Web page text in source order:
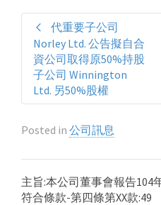
代重要子公司
Norley Ltd. 公告擬自合
資公司取得原50%持股
子公司 Winnington
Ltd. 另50%股權
Posted in 公司訊息
主旨:本公司董事會報告104
符合條款-第四條第XX款:49